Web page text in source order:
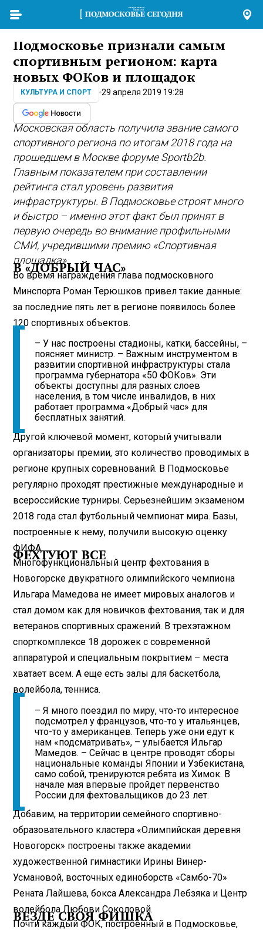
Подмосковье признали самым
спортивным регионом: карта
новых ФОКов и площадок
КУЛЬТУРА И СПОРТ 29 апреля 2019 19:28
Московская область получила звание самого
спортивного региона по итогам 2018 года на
прошедшем в Москве форуме Sportb2b.
Главным показателем при составлении
рейтинга стал уровень развития
инфраструктуры. В Подмосковье строят много
и быстро – именно этот факт был принят в
первую очередь во внимание профильными
СМИ, учредившими премию «Спортивная
площадка».
В «ДОБРЫЙ ЧАС»
Во время награждения глава подмосковного
Минспорта Роман Терюшков привел такие данные:
за последние пять лет в регионе появилось более
120 спортивных объектов.
– У нас построены стадионы, катки, бассейны, –
поясняет министр. – Важным инструментом в
развитии спортивной инфраструктуры стала
программа губернатора «50 ФОКов». Эти
объекты доступны для разных слоев
населения, в том числе инвалидов, в них
работает программа «Добрый час» для
бесплатных занятий.
Другой ключевой момент, который учитывали
организаторы премии, это количество проводимых в
регионе крупных соревнований. В Подмосковье
регулярно проходят престижные международные и
всероссийские турниры. Серьезнейшим экзаменом
2018 года стал футбольный чемпионат мира. Базы,
построенные к нему, получили высокую оценку
ФИФА.
ФЕХТУЮТ ВСЕ
Многофункциональный центр фехтования в
Новогорске двукратного олимпийского чемпиона
Ильгара Мамедова не имеет мировых аналогов и
стал домом как для новичков фехтования, так и для
ветеранов спортивных сражений. В трехэтажном
спорткомплексе 18 дорожек с современной
аппаратурой и специальным покрытием – места
хватает всем. А еще есть залы для баскетбола,
волейбола, тенниса.
– Я много поездил по миру, что-то интересное
подсмотрел у французов, что-то у итальянцев,
что-то у американцев. Теперь уже они едут к
нам «под­сматривать», – улыбается Ильгар
Мамедов. – Сейчас в центре проводят сборы
национальные команды Японии и Узбекистана,
само собой, тренируются ребята из Химок. В
начале мая впервые пройдет первенство
России для фехтовальщиков до 23 лет.
Добавим, на территории семейного спортивно-
образовательного кластера «Олимпийская деревня
Новогорск» построены также академии
художественной гимнастики Ирины Винер-
Усмановой, восточных единоборств «Самбо-70»
Рената Лайшева, бокса Александра Лебзяка и Центр
волейбола Любови Соколовой.
ВЕЗДЕ СВОЯ ФИШКА
Почти каждый ФОК, построенный в Подмосковье,